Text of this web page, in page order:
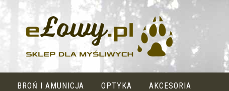
BROŃ I AMUNICJA OPTYKA AKCESORIA